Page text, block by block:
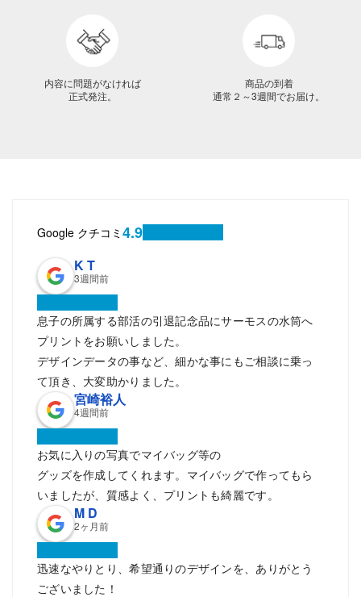
内容に問題がなければ
正式発注。
商品の到着
通常２～3週間でお届け。
Google クチコミ 4.9
K T
3週間前
息子の所属する部活の引退記念品にサーモスの水筒へ
プリントをお願いしました。
デザインデータの事など、細かな事にもご相談に乗っ
て頂き、大変助かりました。
宮崎裕人
4週間前
お気に入りの写真でマイバッグ等の
グッズを作成してくれます。マイバッグで作ってもら
いましたが、質感よく、プリントも綺麗です。
M D
2ヶ月前
迅速なやりとり、希望通りのデザインを、ありがとう
ございました！